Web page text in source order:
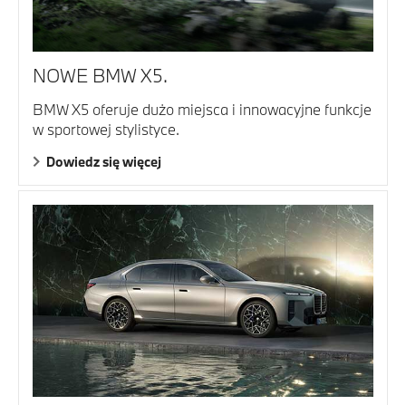
NOWE BMW X5.
BMW X5 oferuje dużo miejsca i innowacyjne funkcje
w sportowej stylistyce.
Dowiedz się więcej